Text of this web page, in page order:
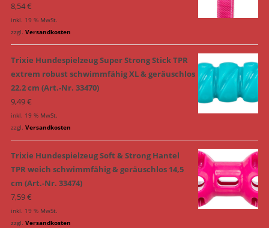
8,54€
inkl. 19 % MwSt.
zzgl. Versandkosten
Trixie Hundespielzeug Super Strong Stick TPR
extrem robust schwimmfähig XL & geräuschlos
22,2 cm (Art.-Nr. 33470)
9,49€
inkl. 19 % MwSt.
zzgl. Versandkosten
Trixie Hundespielzeug Soft & Strong Hantel
TPR weich schwimmfähig & geräuschlos 14,5
cm (Art.-Nr. 33474)
7,59€
inkl. 19 % MwSt.
zzgl. Versandkosten